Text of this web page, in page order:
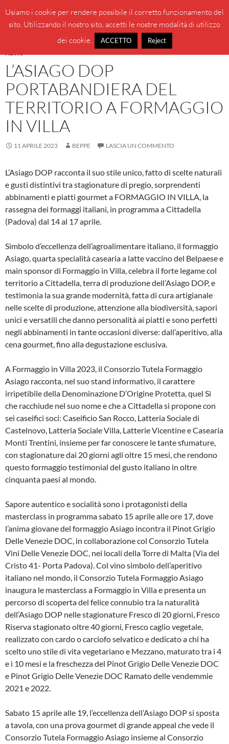
contenuto
BeppeBlog
MENU
NEWS
L’ASIAGO DOP
PORTABANDIERA DEL
TERRITORIO A FORMAGGIO
IN VILLA
11 APRILE 2023 BEPPE LASCIA UN COMMENTO
L’Asiago DOP racconta il suo stile unico, fatto di scelte naturali
e gusti distintivi tra stagionature di pregio, sorprendenti
abbinamenti e piatti gourmet a FORMAGGIO IN VILLA, la
rassegna dei formaggi italiani, in programma a Cittadella
(Padova) dal 14 al 17 aprile.
Simbolo d’eccellenza dell’agroalimentare italiano, il formaggio
Asiago, quarta specialità casearia a latte vaccino del Belpaese e
main sponsor di Formaggio in Villa, celebra il forte legame col
territorio a Cittadella, terra di produzione dell’Asiago DOP, e
testimonia la sua grande modernità, fatta di cura artigianale
nelle scelte di produzione, attenzione alla biodiversità, sapori
unici e versatili che danno personalità ai piatti e sono perfetti
negli abbinamenti in tante occasioni diverse: dall’aperitivo, alla
cena gourmet, fino alla degustazione esclusiva.
A Formaggio in Villa 2023, il Consorzio Tutela Formaggio
Asiago racconta, nel suo stand informativo, il carattere
irripetibile della Denominazione D’Origine Protetta, quel Sì
che racchiude nel suo nome e che a Cittadella si propone con
sei caseifici soci: Caseificio San Rocco, Latteria Sociale di
Castelnovo, Latteria Sociale Villa, Latterie Vicentine e Casearia
Monti Trentini, insieme per far conoscere le tante sfumature,
con stagionature dai 20 giorni agli oltre 15 mesi, che rendono
questo formaggio testimonial del gusto italiano in oltre
cinquanta paesi al mondo.
Sapore autentico e socialità sono i protagonisti della
masterclass in programma sabato 15 aprile alle ore 17, dove
l’anima giovane del formaggio Asiago incontra il Pinot Grigio
Delle Venezie DOC, in collaborazione col Consorzio Tutela
Vini Delle Venezie DOC, nei locali della Torre di Malta (Via del
Cristo 41- Porta Padova). Col vino simbolo dell’aperitivo
italiano nel mondo, il Consorzio Tutela Formaggio Asiago
inaugura le masterclass a Formaggio in Villa e presenta un
percorso di scoperta del felice connubio tra la naturalità
dell’Asiago DOP nelle stagionature Fresco di 20 giorni, Fresco
Riserva stagionato oltre 40 giorni, Fresco caglio vegetale,
realizzato con cardo o carciofo selvatico e dedicato a chi ha
scelto uno stile di vita vegetariano e Mezzano, maturato tra i 4
e i 10 mesi e la freschezza del Pinot Grigio Delle Venezie DOC
e Pinot Grigio Delle Venezie DOC Ramato delle vendemmie
2021 e 2022.
Sabato 15 aprile alle 19, l’eccellenza dell’Asiago DOP si sposta
a tavola, con una prova gourmet di grande appeal che vede il
Consorzio Tutela Formaggio Asiago insieme al Consorzio
Usiamo i cookie per rendere possibile il corretto funzionamento del
sito. Utilizzando il nostro sito, accetti le nostre modalità di utilizzo
dei cookie.
ACCETTO Reject